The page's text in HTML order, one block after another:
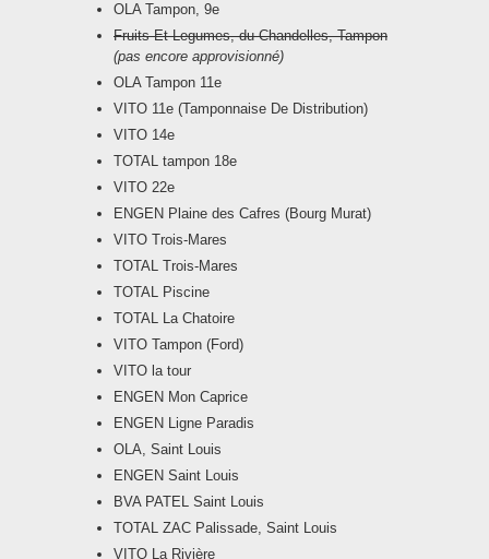
OLA Tampon, 9e
Fruits Et Legumes, du Chandelles, Tampon
(pas encore approvisionné)
OLA Tampon 11e
VITO 11e (Tamponnaise De Distribution)
VITO 14e
TOTAL tampon 18e
VITO 22e
ENGEN Plaine des Cafres (Bourg Murat)
VITO Trois-Mares
TOTAL Trois-Mares
TOTAL Piscine
TOTAL La Chatoire
VITO Tampon (Ford)
VITO la tour
ENGEN Mon Caprice
ENGEN Ligne Paradis
OLA, Saint Louis
ENGEN Saint Louis
BVA PATEL Saint Louis
TOTAL ZAC Palissade, Saint Louis
VITO La Rivière